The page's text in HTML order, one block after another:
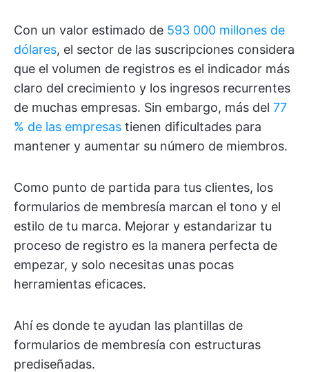
Con un valor estimado de 593 000 millones de
dólares, el sector de las suscripciones considera
que el volumen de registros es el indicador más
claro del crecimiento y los ingresos recurrentes
de muchas empresas. Sin embargo, más del 77
% de las empresas tienen dificultades para
mantener y aumentar su número de miembros.
Como punto de partida para tus clientes, los
formularios de membresía marcan el tono y el
estilo de tu marca. Mejorar y estandarizar tu
proceso de registro es la manera perfecta de
empezar, y solo necesitas unas pocas
herramientas eficaces.
Ahí es donde te ayudan las plantillas de
formularios de membresía con estructuras
prediseñadas.